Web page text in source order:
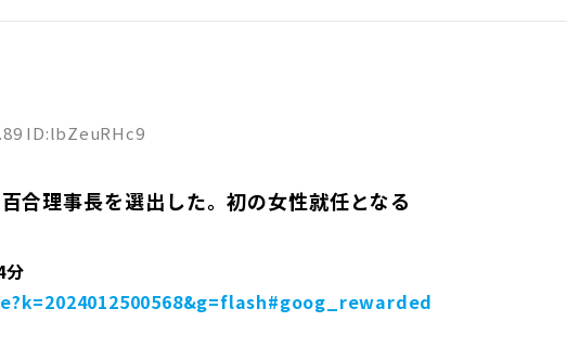
ID:lbZeuRHc9
合理事長を選出した。初の女性就任となる